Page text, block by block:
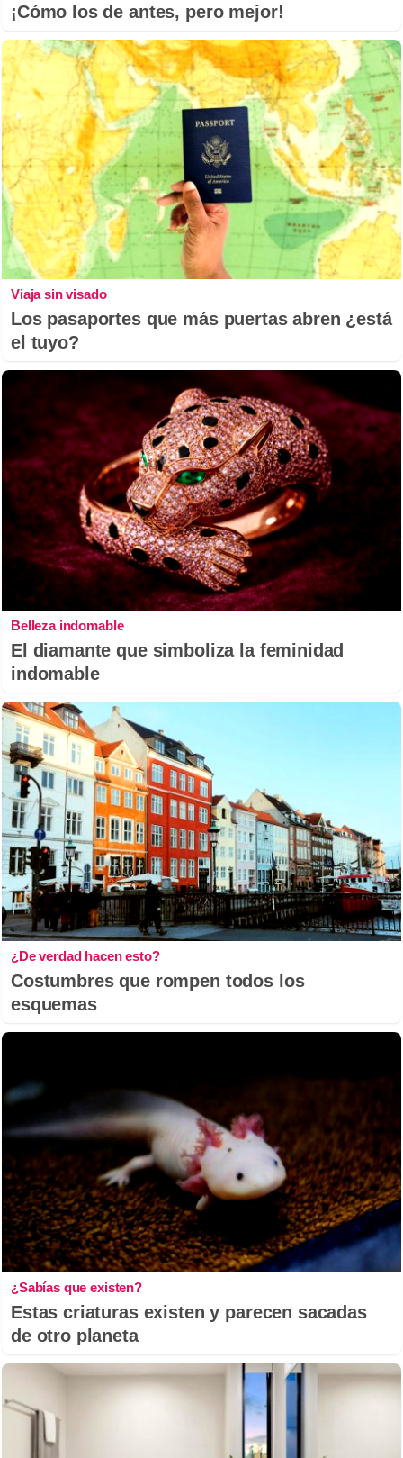
¡Cómo los de antes, pero mejor!
Viaja sin visado
Los pasaportes que más puertas abren ¿está
el tuyo?
Belleza indomable
El diamante que simboliza la feminidad
indomable
¿De verdad hacen esto?
Costumbres que rompen todos los
esquemas
¿Sabías que existen?
Estas criaturas existen y parecen sacadas
de otro planeta